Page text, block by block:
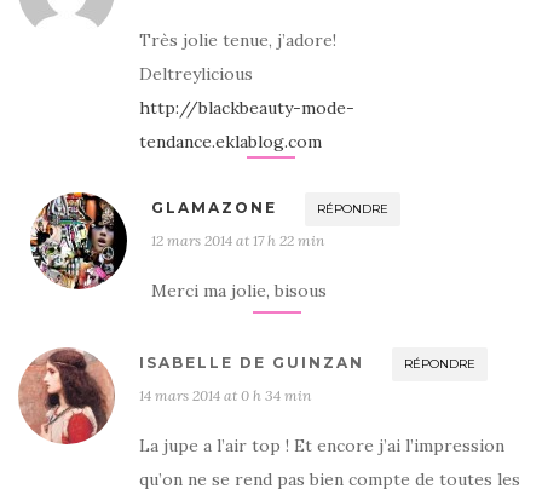
Très jolie tenue, j’adore!
Deltreylicious
http://blackbeauty-mode-
tendance.eklablog.com
GLAMAZONE RÉPONDRE
12 mars 2014 at 17 h 22 min
Merci ma jolie, bisous
ISABELLE DE GUINZAN RÉPONDRE
14 mars 2014 at 0 h 34 min
La jupe a l’air top ! Et encore j’ai l’impression
qu’on ne se rend pas bien compte de toutes les